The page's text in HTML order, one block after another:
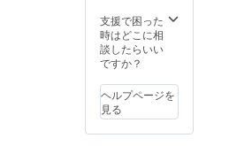
支援で困った
時はどこに相
談したらいい
ですか？
ヘルプページを
見る